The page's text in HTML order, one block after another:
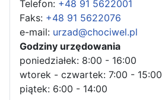
Telefon: +48 91 5622001
Faks: +48 91 5622076
e-mail: urzad@chociwel.pl
Godziny urzędowania
poniedziałek: 8:00 - 16:00
wtorek - czwartek: 7:00 - 15:00
piątek: 6:00 - 14:00